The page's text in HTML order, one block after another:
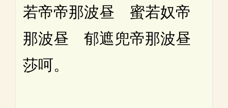
若帝帝那波昼 蜜若奴帝
那波昼 郁遮兜帝那波昼
莎呵。